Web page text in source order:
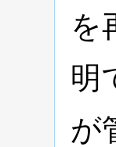
を
明
が